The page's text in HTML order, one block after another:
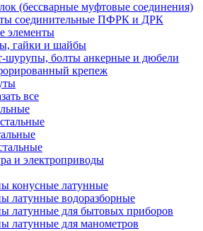
(бессварные муфтовые соединения)
соединительные ПФРК и ДРК
элементы
гайки и шайбы
шурупы, болты анкерные и дюбели
крепеж
все
и электроприводы
конусные латунные
латунные водоразборные
латунные для бытовых приборов
латунные для манометров